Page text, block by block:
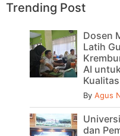
Trending Post
Dosen
Latih
AI
By Agus
dan